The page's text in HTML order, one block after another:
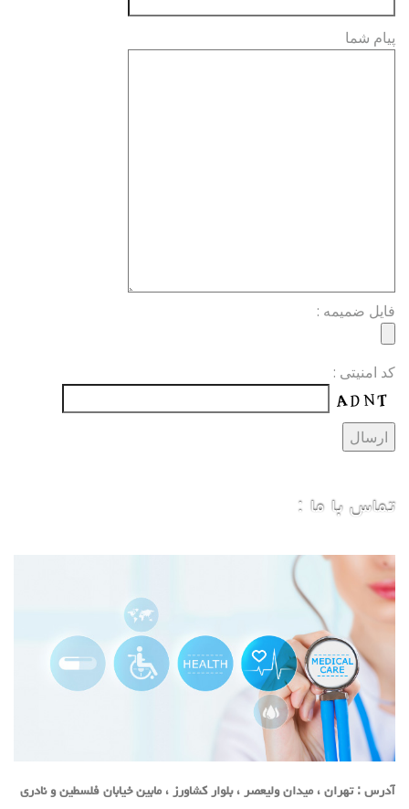
پیام شما
فایل ضمیمه :
کد امنیتی :
تماس با ما :
آدرس : تهران ، میدان ولیعصر ، بلوار کشاورز ، مابین خیابان فلسطین و نادری